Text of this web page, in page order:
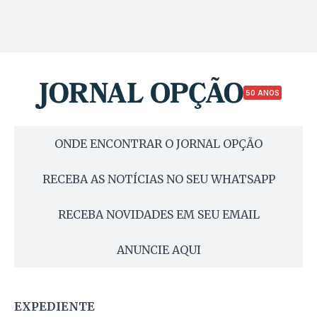
50 ANOS
ONDE ENCONTRAR O JORNAL OPÇÃO
RECEBA AS NOTÍCIAS NO SEU WHATSAPP
RECEBA NOVIDADES EM SEU EMAIL
ANUNCIE AQUI
EXPEDIENTE